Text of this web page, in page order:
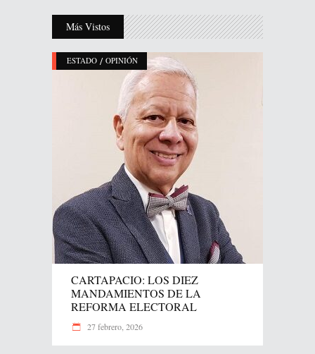
Más Vistos
ESTADO / OPINIÓN
CARTAPACIO: LOS DIEZ
MANDAMIENTOS DE LA
REFORMA ELECTORAL
27 febrero, 2026